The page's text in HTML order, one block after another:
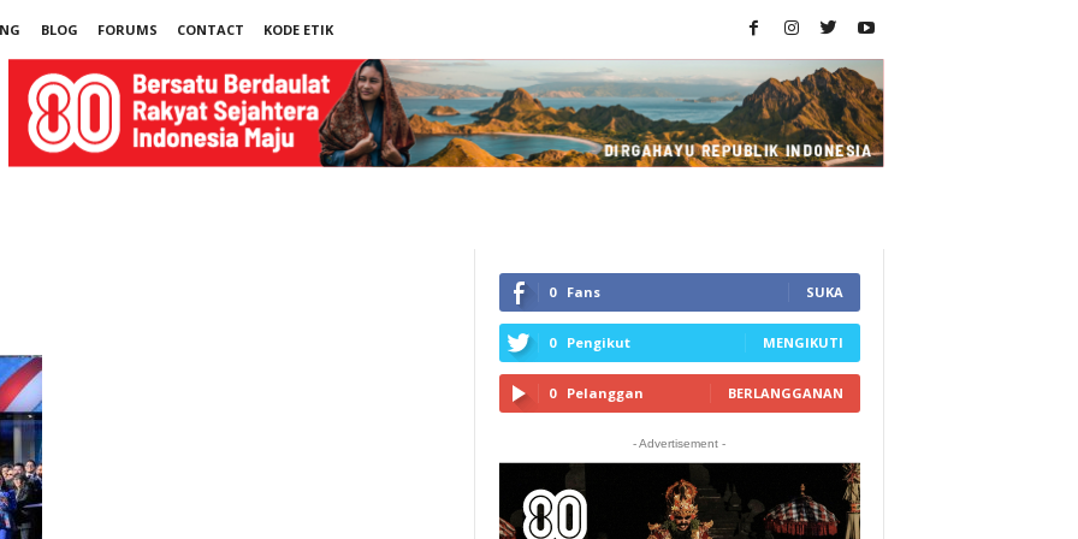
BLOG FORUMS CONTACT
KODE ETIK
0 Fans SUKA
0 Pengikut MENGIKUTI
0 Pelanggan BERLANGGANAN
- Advertisement -